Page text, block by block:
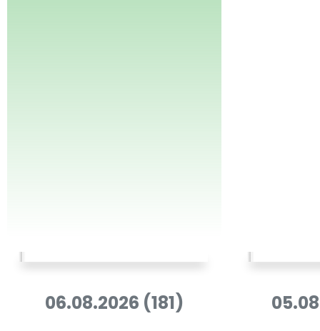
06.08.2026 (181)